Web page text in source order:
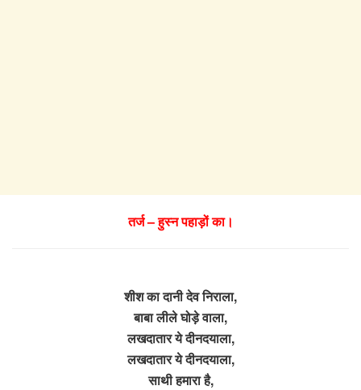
तर्ज – हुस्न पहाड़ों का।
शीश का दानी देव निराला,
बाबा लीले घोड़े वाला,
लखदातार ये दीनदयाला,
लखदातार ये दीनदयाला,
साथी हमारा है,